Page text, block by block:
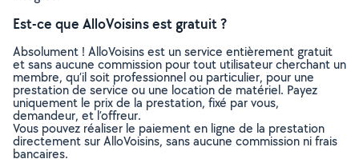
Est-ce que AlloVoisins est gratuit ?
Absolument ! AlloVoisins est un service entièrement gratuit
et sans aucune commission pour tout utilisateur cherchant un
membre, qu’il soit professionnel ou particulier, pour une
prestation de service ou une location de matériel. Payez
uniquement le prix de la prestation, fixé par vous,
demandeur, et l’offreur.
Vous pouvez réaliser le paiement en ligne de la prestation
directement sur AlloVoisins, sans aucune commission ni frais
bancaires.